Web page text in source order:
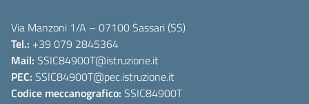
Via Manzoni 1/A – 07100 Sassari (SS)
Tel.: +39 079 2845364
Mail: SSIC84900T@istruzione.it
PEC: SSIC84900T@pec.istruzione.it
Codice meccanografico: SSIC84900T